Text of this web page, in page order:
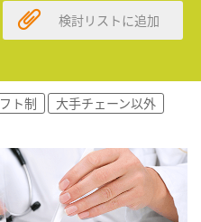
検討リストに追加
ト制
大手チェーン以外